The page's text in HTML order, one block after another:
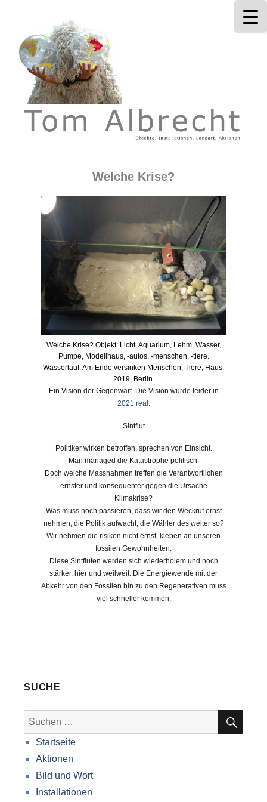
Tom Albrecht
Welche Krise?
Welche Krise? Objekt: Licht, Aquarium, Lehm, Wasser,
Pumpe, Modellhaus, -autos, -menschen, -tiere.
Wasserlauf. Am Ende versinken Menschen, Tiere, Haus.
2019, Berlin.
Ein Vision der Gegenwart. Die Vision wurde leider in
2021 real.
Sintflut
Politiker wirken betroffen, sprechen von Einsicht.
Man managed die Katastrophe politisch.
Doch welche Massnahmen treffen die Verantwortlichen
ernster und konsequenter gegen die Ursache
Klimakrise?
Was muss noch passieren, dass wir den Weckruf ernst
nehmen, die Politik aufwacht, die Wähler des weiter so?
Wir nehmen die risiken nicht ernst, kleben an unseren
fossilen Gewohnheiten.
Diese Sintfluten werden sich wiederholem und noch
stärker, hier und weilweit. Die Energiewende mit der
Abkehr von den Fossilen hin zu den Regenerativen muss
viel schneller kommen.
SUCHE
Suche
nach:
Startseite
Aktionen
Bild und Wort
Installationen